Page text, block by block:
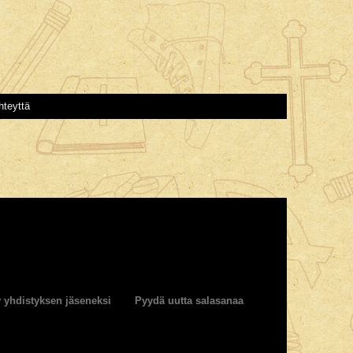
yhdistyksen jäseneksi Pyydä uutta salasanaa